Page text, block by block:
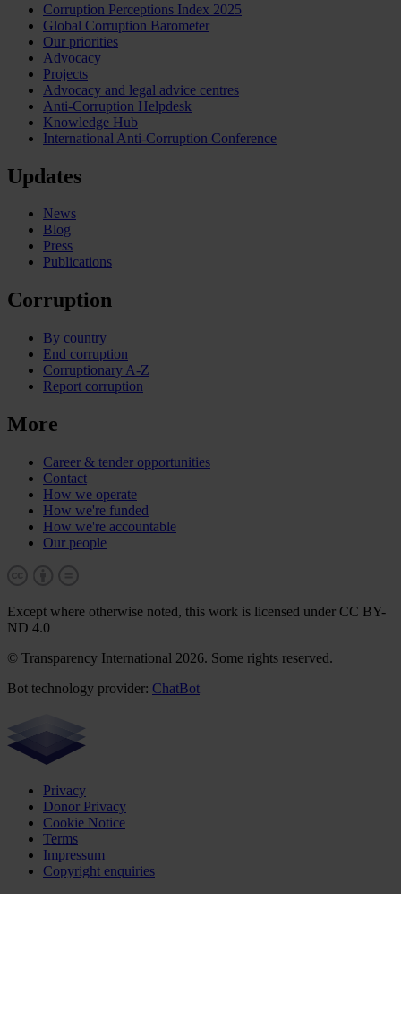
Corruption Perceptions Index 2025
Global Corruption Barometer
Our priorities
Advocacy
Projects
Advocacy and legal advice centres
Anti-Corruption Helpdesk
Knowledge Hub
International Anti-Corruption Conference
Updates
News
Blog
Press
Publications
Corruption
By country
End corruption
Corruptionary A-Z
Report corruption
More
Career & tender opportunities
Contact
How we operate
How we're funded
How we're accountable
Our people
Except where otherwise noted, this work is licensed under CC BY-
ND 4.0
© Transparency International 2026. Some rights reserved.
Bot technology provider: ChatBot
Privacy
Donor Privacy
Cookie Notice
Terms
Impressum
Copyright enquiries